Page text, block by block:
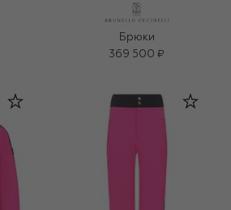
Брюки
369 500 ₽